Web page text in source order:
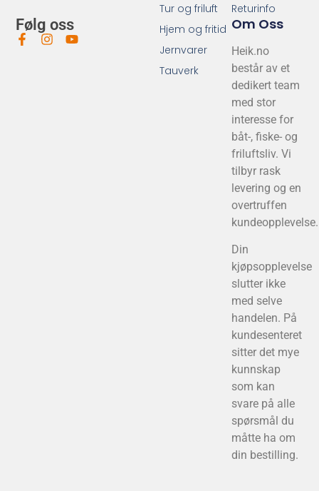
Følg oss
Returinfo
Om Oss
Heik.no
består av et
dedikert team
med stor
interesse for
båt-, fiske- og
friluftsliv. Vi
tilbyr rask
levering og en
overtruffen
kundeopplevelse.
Din
kjøpsopplevelse
slutter ikke
med selve
handelen. På
kundesenteret
sitter det mye
kunnskap
som kan
svare på alle
spørsmål du
måtte ha om
din bestilling.
Tur og friluft
Hjem og fritid
Jernvarer
Tauverk